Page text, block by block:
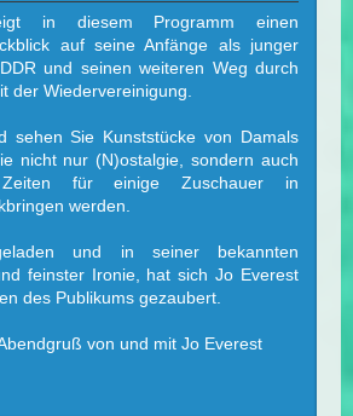
in diesem Programm einen
auf seine Anfänge als junger
und seinen weiteren Weg durch
der Wiedervereinigung.
sehen Sie Kunststücke von Damals
nicht nur (N)ostalgie, sondern auch
Zeiten füreinige Zuschauer in
werden.
und in seiner bekannten
feinster Ironie, hat sich Jo Everest
des Publikums gezaubert.
von und mit Jo Everest